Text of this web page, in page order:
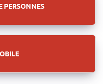
PERSONNES